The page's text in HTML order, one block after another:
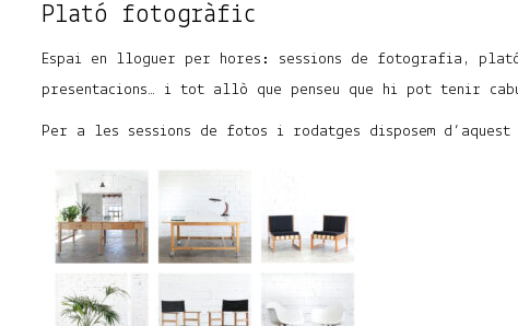
Plató fotogràfic
Espai en lloguer per hores: sessions de fotografia,
presentacions… i tot allò que penseu que hi pot tenir
Per a les sessions de fotos i rodatges disposem